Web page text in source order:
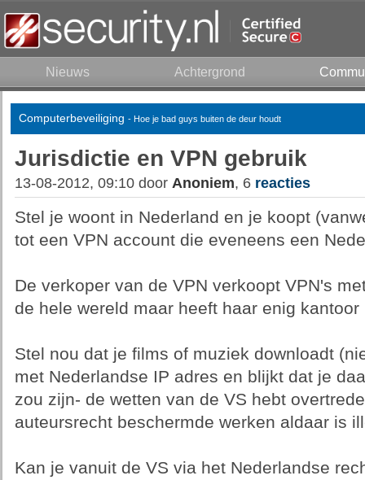
Nieuws Achtergrond
Computerbeveiliging - Hoe je bad guys buiten de deur houdt
Jurisdictie en VPN gebruik
13-08-2012, 09:10 door Anoniem, 6 reacties
Stel je woont in Nederland en je koopt
tot een VPN account die eveneens een
De verkoper van de VPN verkoopt VPN's
de hele wereld maar heeft haar enig
Stel nou dat je films of muziek downloadt
met Nederlandse IP adres en blijkt dat je
zou zijn- de wetten van de VS hebt
auteursrecht beschermde werken aldaar is
Kan je vanuit de VS via het Nederlandse